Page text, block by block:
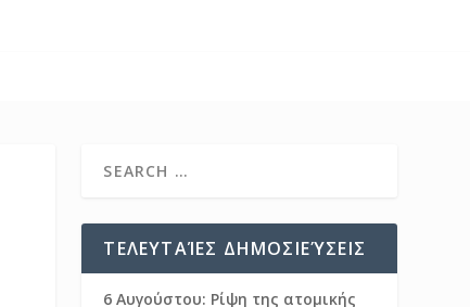
ΤΕΛΕΥΤΑΊΕΣ ΔΗΜΟΣΙΕΎΣΕΙΣ
6 Αυγούστου: Ρίψη της ατομικής